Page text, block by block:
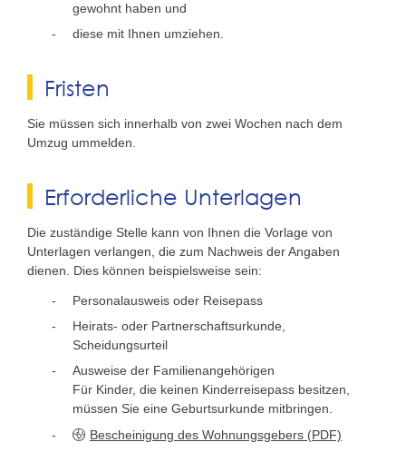
gewohnt haben und
diese mit Ihnen umziehen.
Fristen
Sie müssen sich innerhalb von zwei Wochen nach dem
Umzug ummelden.
Erforderliche Unterlagen
Die zuständige Stelle kann von Ihnen die Vorlage von
Unterlagen verlangen, die zum Nachweis der Angaben
dienen. Dies können beispielsweise sein:
Personalausweis oder Reisepass
Heirats- oder Partnerschaftsurkunde,
Scheidungsurteil
Ausweise der Familienangehörigen
Für Kinder, die keinen Kinderreisepass besitzen,
müssen Sie eine Geburtsurkunde mitbringen.
Bescheinigung des Wohnungsgebers (PDF)